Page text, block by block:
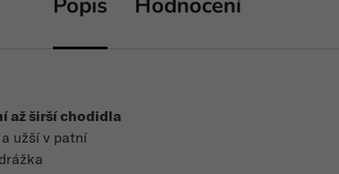
až širší chodidla
užší v patní